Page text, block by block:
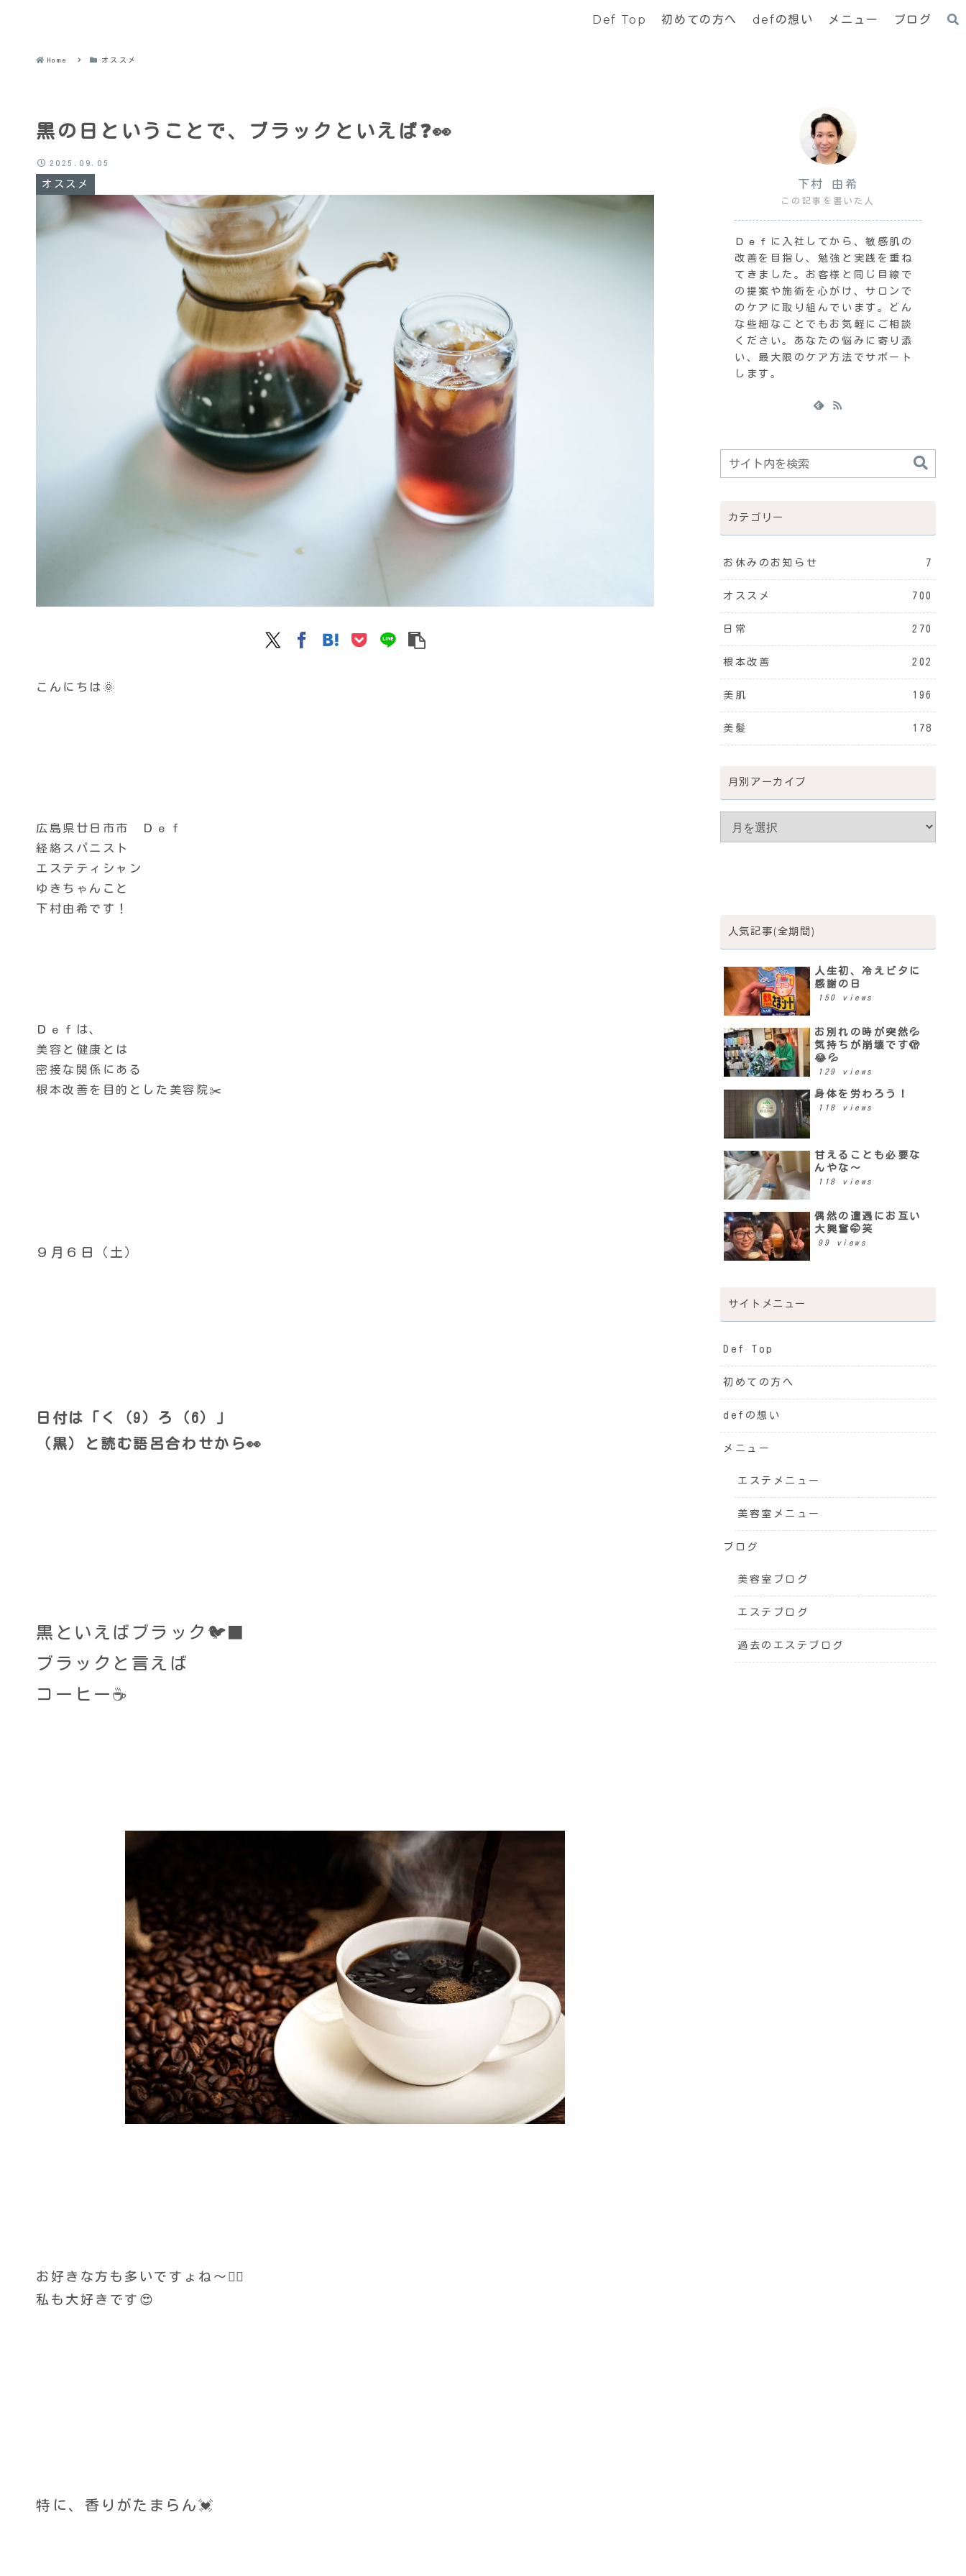
Def Top 初めての方へ defの想い メニュー ブログ
Home オススメ
黒の日ということで、ブラックといえば❓👀
オススメ
2025.09.05
こんにちは🌞
広島県廿日市市 Ｄｅｆ
経絡スパニスト
エステティシャン
ゆきちゃんこと
下村由希です！
Ｄｅｆは、
美容と健康とは
密接な関係にある
根本改善を目的とした美容院✂️
９月６日（土）
日付は「く（9）ろ（6）」
（黒）と読む語呂合わせから👀
黒といえばブラック🐦‍⬛
ブラックと言えば
コーヒー☕️
お好きな方も多いですょね〜🙂‍↕️
私も大好きです😍
特に、香りがたまらん💓
下村 由希
この記事を書いた人
Ｄｅｆに入社してから、敏感肌の
改善を目指し、勉強と実践を重ね
てきました。お客様と同じ目線で
の提案や施術を心がけ、サロンで
のケアに取り組んでいます。どん
な些細なことでもお気軽にご相談
ください。あなたの悩みに寄り添
い、最大限のケア方法でサポート
します。
カテゴリー
お休みのお知らせ 7
オススメ 700
日常 270
根本改善 202
美肌 196
美髪 178
月別アーカイブ
人気記事(全期間)
人生初、冷えピタに
感謝の日
150 views
お別れの時が突然💦
気持ちが崩壊です🫣
😂💦
129 views
身体を労わろう！
118 views
甘えることも必要な
んやな〜
118 views
偶然の遭遇にお互い
大興奮🤭笑
99 views
サイトメニュー
Def Top
初めての方へ
defの想い
メニュー
エステメニュー
美容室メニュー
ブログ
美容室ブログ
エステブログ
過去のエステブログ